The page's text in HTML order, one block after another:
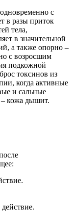
с
в разы приток
тела,
в значительной
а также опорно –
с возросшим
подкожной
токсинов из
когда активные
и сальные
– кожа дышит.